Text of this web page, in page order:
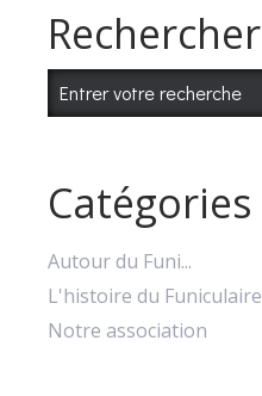
Rechercher
Catégories
Autour du Funi...
L'histoire du Funiculaire
Notre association